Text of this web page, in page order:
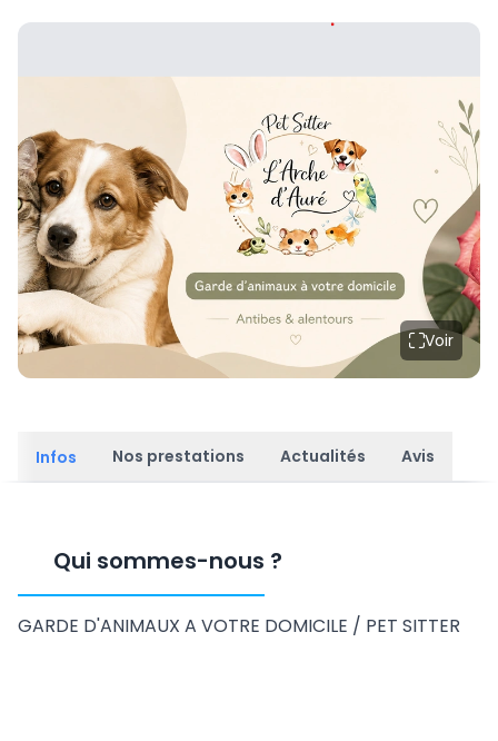
Voir
Infos Nos prestations Actualités Avis
Qui sommes-nous ?
GARDE D'ANIMAUX A VOTRE DOMICILE / PET SITTER